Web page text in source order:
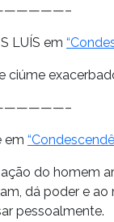
LUÍS em
ciúme
em
do homem
dá poder e
pessoalmente.